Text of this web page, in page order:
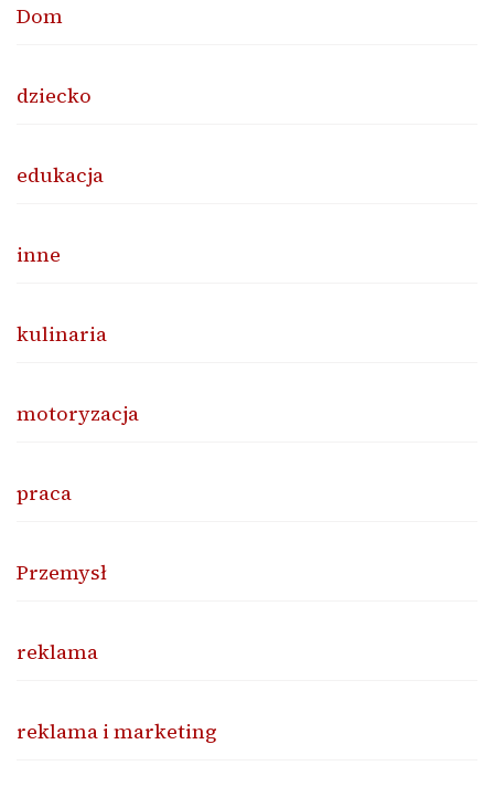
Dom
dziecko
edukacja
inne
kulinaria
motoryzacja
praca
Przemysł
reklama
reklama i marketing